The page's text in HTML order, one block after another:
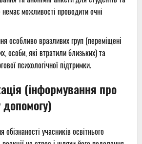
можливості проводити очні
особливо вразливих груп (переміщені
особи, які втратили близьких) та
психологічної підтримки.
(інформування про
допомогу)
обізнаності учасників освітнього